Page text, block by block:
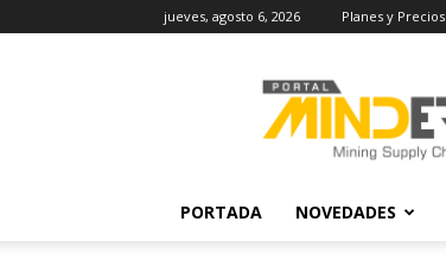
jueves, agosto 6, 2026 Planes y Precios
Actualidad
Minera
PORTADA NOVEDADES